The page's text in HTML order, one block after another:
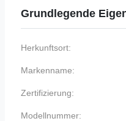
Grundlegende
Herkunftsort:
Markenname:
Zertifizierung:
Modellnummer: